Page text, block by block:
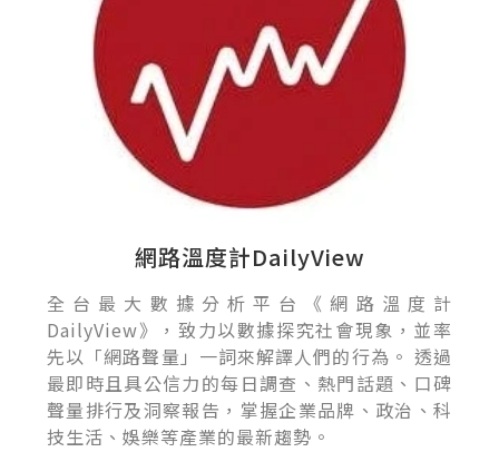
網路溫度計DailyView
全台最大數據分析平台《網路溫度計
DailyView》，致力以數據探究社會現象，並率
先以「網路聲量」一詞來解譯人們的行為。 透過
最即時且具公信力的每日調查、熱門話題、口碑
聲量排行及洞察報告，掌握企業品牌、政治、科
技生活、娛樂等產業的最新趨勢。